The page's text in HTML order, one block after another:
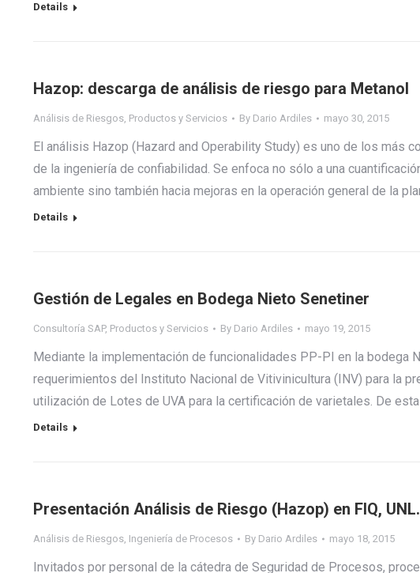
Details
Hazop: descarga de análisis de riesgo para Metanol
Análisis de Riesgos, Productos y Servicios By Dario Ardiles mayo 30, 2015
El análisis Hazop (Hazard and Operability Study) es uno de los más
de la ingeniería de confiabilidad. Se enfoca no sólo a una
ambiente sino también hacia mejoras en la operación general de la
Details
Gestión de Legales en Bodega Nieto Senetiner
Consultoría SAP, Productos y Servicios By Dario Ardiles mayo 19, 2015
Mediante la implementación de funcionalidades PP-PI en la bodega
requerimientos del Instituto Nacional de Vitivinicultura (INV) para la
utilización de Lotes de UVA para la certificación de varietales. De
Details
Presentación Análisis de Riesgo (Hazop) en FIQ, UNL.
Análisis de Riesgos, Ingeniería de Procesos By Dario Ardiles mayo 18, 2015
Invitados por personal de la cátedra de Seguridad de Procesos,